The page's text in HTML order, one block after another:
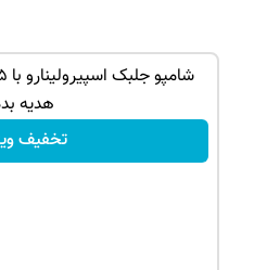
هدیه
تخفیف